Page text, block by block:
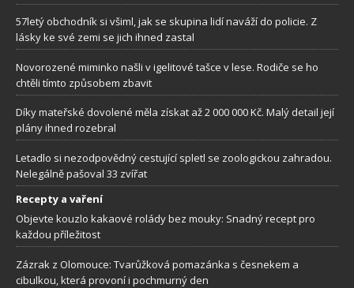
57letý obchodník si všiml, jak se skupina lidí naváží do policie. Z
lásky ke své zemi se jich ihned zastal
Novorozené miminko našli v igelitové tašce v lese. Rodiče se ho
chtěli tímto způsobem zbavit
Díky mateřské dovolené měla získat až 2 000 000 Kč. Malý detail její
plány ihned rozebral
Letadlo si nezodpovědný cestující spletl se zoologickou zahradou.
Nelegálně pašoval 33 zvířat
Recepty a vaření
Objevte kouzlo kakaové rolády bez mouky: Snadný recept pro
každou příležitost
Zázrak z Olomouce: Tvarůžková pomazánka s česnekem a
cibulkou, která provoní i pochmurný den